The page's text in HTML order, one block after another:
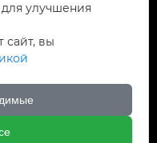
Нинцзинь, город
улучшения
сайт, вы